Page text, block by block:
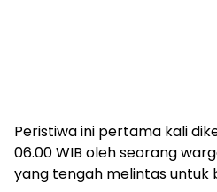
​Peristiwa ini pertama kali
06.00 WIB oleh seorang
yang tengah melintas untuk